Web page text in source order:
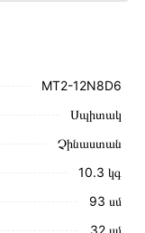
MT2-12N8D6
Սպիտակ
Չինաստան
10.3 կգ
93 սմ
32 սմ